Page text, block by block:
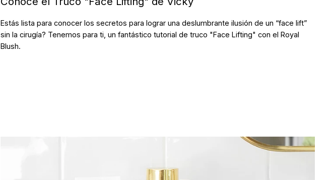
Estás lista para conocer los secretos para lograr una deslumbrante ilusión de un “face lift”
sin la cirugía? Tenemos para ti, un fantástico tutorial de truco "Face Lifting" con el Royal
Blush.